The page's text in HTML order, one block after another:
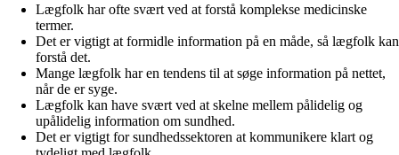
Lægfolk har ofte svært ved at forstå komplekse medicinske
termer.
Det er vigtigt at formidle information på en måde, så lægfolk kan
forstå det.
Mange lægfolk har en tendens til at søge information på nettet,
når de er syge.
Lægfolk kan have svært ved at skelne mellem pålidelig og
upålidelig information om sundhed.
Det er vigtigt for sundhedssektoren at kommunikere klart og